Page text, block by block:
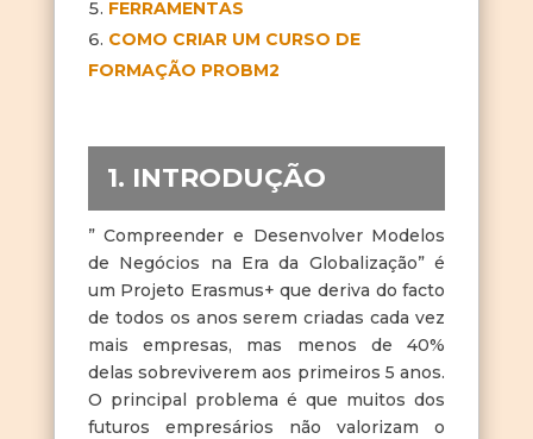
FERRAMENTAS
COMO CRIAR UM CURSO DE
FORMAÇÃO PROBM2
1. INTRODUÇÃO
” Compreender e Desenvolver Modelos
de Negócios na Era da Globalização” é
um Projeto Erasmus+ que deriva do facto
de todos os anos serem criadas cada vez
mais empresas, mas menos de 40%
delas sobreviverem aos primeiros 5 anos.
O principal problema é que muitos dos
futuros empresários não valorizam o